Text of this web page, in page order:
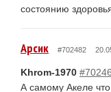
состоянию
Арсик #702482
Khrom-1970
А самому Акеле